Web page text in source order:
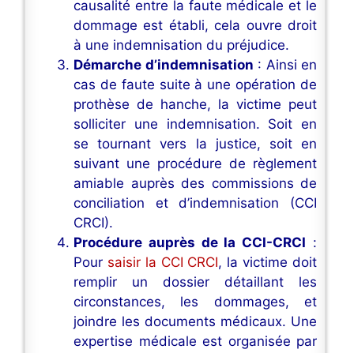
causalité entre la faute médicale et le
dommage est établi, cela ouvre droit
à une indemnisation du préjudice.
Démarche d’indemnisation : Ainsi en
cas de faute suite à une opération de
prothèse de hanche, la victime peut
solliciter une indemnisation. Soit en
se tournant vers la justice, soit en
suivant une procédure de règlement
amiable auprès des commissions de
conciliation et d’indemnisation (CCI
CRCI).
Procédure auprès de la CCI-CRCI :
Pour saisir la CCI CRCI, la victime doit
remplir un dossier détaillant les
circonstances, les dommages, et
joindre les documents médicaux. Une
expertise médicale est organisée par